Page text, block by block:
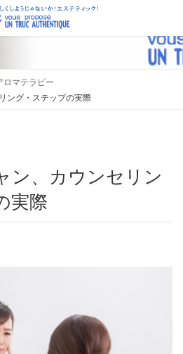
マテラピー
ング・ステップの実際
実際